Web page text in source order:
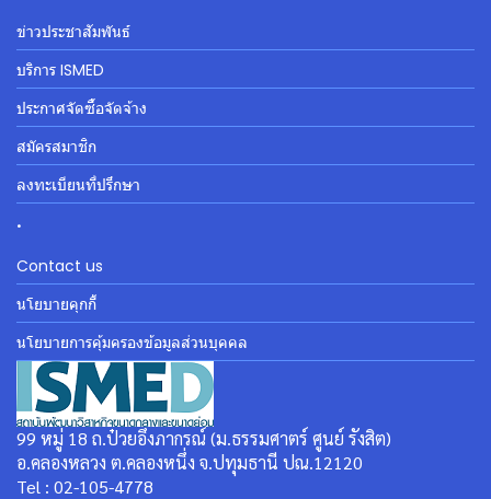
ข่าวประชาสัมพันธ์
บริการ ISMED
ประกาศจัดซื้อจัดจ้าง
สมัครสมาชิก
ลงทะเบียนที่ปรึกษา
.
Contact us
นโยบายคุกกี้
นโยบายการคุ้มครองข้อมูลส่วนบุคคล
99 หมู่ 18 ถ.ป๋วยอึ๊งภากรณ์ (ม.ธรรมศาตร์ ศูนย์ รังสิต)
อ.คลองหลวง ต.คลองหนึ่ง จ.ปทุมธานี ปณ.12120
Tel : 02-105-4778